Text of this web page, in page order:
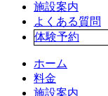
施設案内
よくある質問
体験予約
ホーム
料金
施設案内